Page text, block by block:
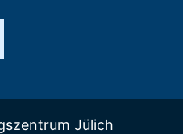
Jülich